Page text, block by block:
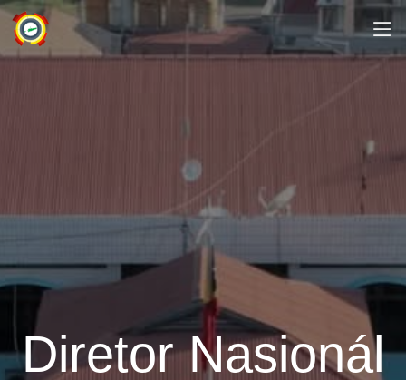
Diretor Nasionál